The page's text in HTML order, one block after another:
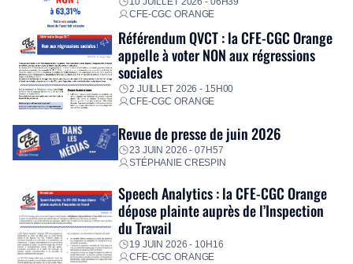
CFE-CGC ORANGE
Référendum QVCT : la CFE-CGC Orange
appelle à voter NON aux régressions
sociales
2 JUILLET 2026 - 15H00
CFE-CGC ORANGE
Revue de presse de juin 2026
23 JUIN 2026 - 07H57
STÉPHANIE CRESPIN
Speech Analytics : la CFE-CGC Orange
dépose plainte auprès de l’Inspection
du Travail
19 JUIN 2026 - 10H16
CFE-CGC ORANGE